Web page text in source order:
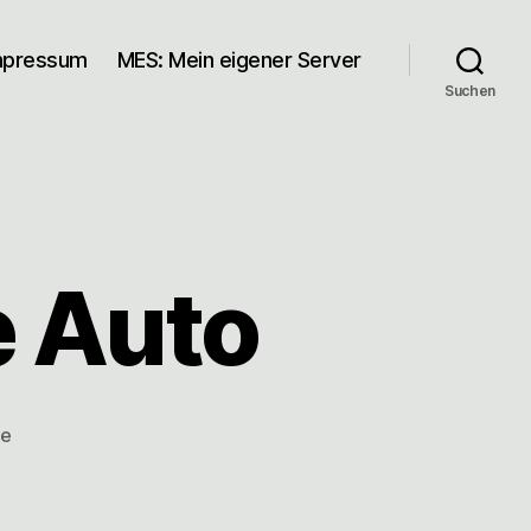
MES: Mein eigener Server
Suchen
Auto
zu